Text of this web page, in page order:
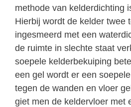
methode van kelderdichting
Hierbij wordt de kelder twee
ingesmeerd met een
de ruimte in slechte staat
soepele kelderbekuiping
een gel wordt er een
tegen de wanden en vloer
giet men de keldervloer met